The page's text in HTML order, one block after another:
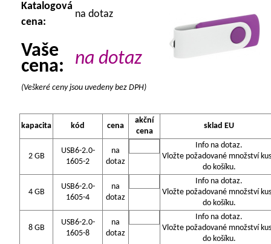
Katalogová
cena:
na dotaz
Vaše
cena:
na dotaz
(Veškeré ceny jsou uvedeny bez DPH)
kapacita kód cena
akční
cena
sklad EU
2 GB
USB6-2.0-
1605-2
na
dotaz
Info na dotaz.
Vložte požadované množství
do košíku.
4 GB
USB6-2.0-
1605-4
na
dotaz
Info na dotaz.
Vložte požadované množství
do košíku.
8 GB
USB6-2.0-
1605-8
na
dotaz
Info na dotaz.
Vložte požadované množství
do košíku.